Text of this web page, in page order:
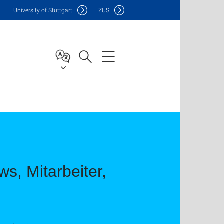
University of Stuttgart IZUS
Mitarbeiter,